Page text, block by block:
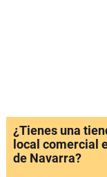
¿Tienes una
local comercial
de Navarra?